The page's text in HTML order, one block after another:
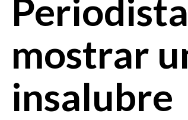
mostrar
insalubre